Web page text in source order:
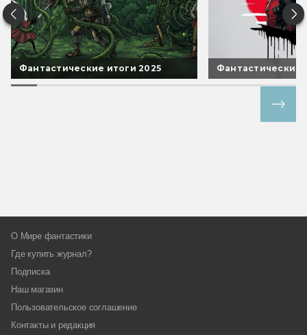
Фантастические итоги 2025 Фантастические
О Мире фантастики
Где купить журнал?
Подписка
Наш магазин
Пользовательское соглашение
Контакты и редакция